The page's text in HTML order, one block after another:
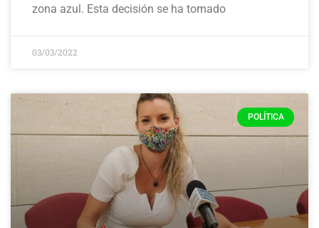
zona azul. Esta decisión se ha tomado
03/03/2022
POLÍTICA